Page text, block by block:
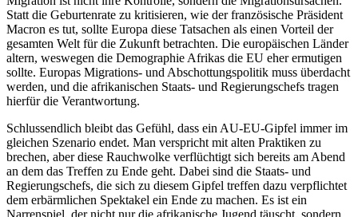
Statt die Geburtenrate zu kritisieren, wie der französische Präsident
Macron es tut, sollte Europa diese Tatsachen als einen Vorteil der
gesamten Welt für die Zukunft betrachten. Die europäischen Länder
altern, weswegen die Demographie Afrikas die EU eher ermutigen
sollte. Europas Migrations- und Abschottungspolitik muss überdacht
werden, und die afrikanischen Staats- und Regierungschefs tragen
hierfür die Verantwortung.
Schlussendlich bleibt das Gefühl, dass ein AU-EU-Gipfel immer im
gleichen Szenario endet. Man verspricht mit alten Praktiken zu
brechen, aber diese Rauchwolke verflüchtigt sich bereits am Abend
an dem das Treffen zu Ende geht. Dabei sind die Staats- und
Regierungschefs, die sich zu diesem Gipfel treffen dazu verpflichtet
dem erbärmlichen Spektakel ein Ende zu machen. Es ist ein
Narrenspiel, der nicht nur die afrikanische Jugend täuscht, sondern